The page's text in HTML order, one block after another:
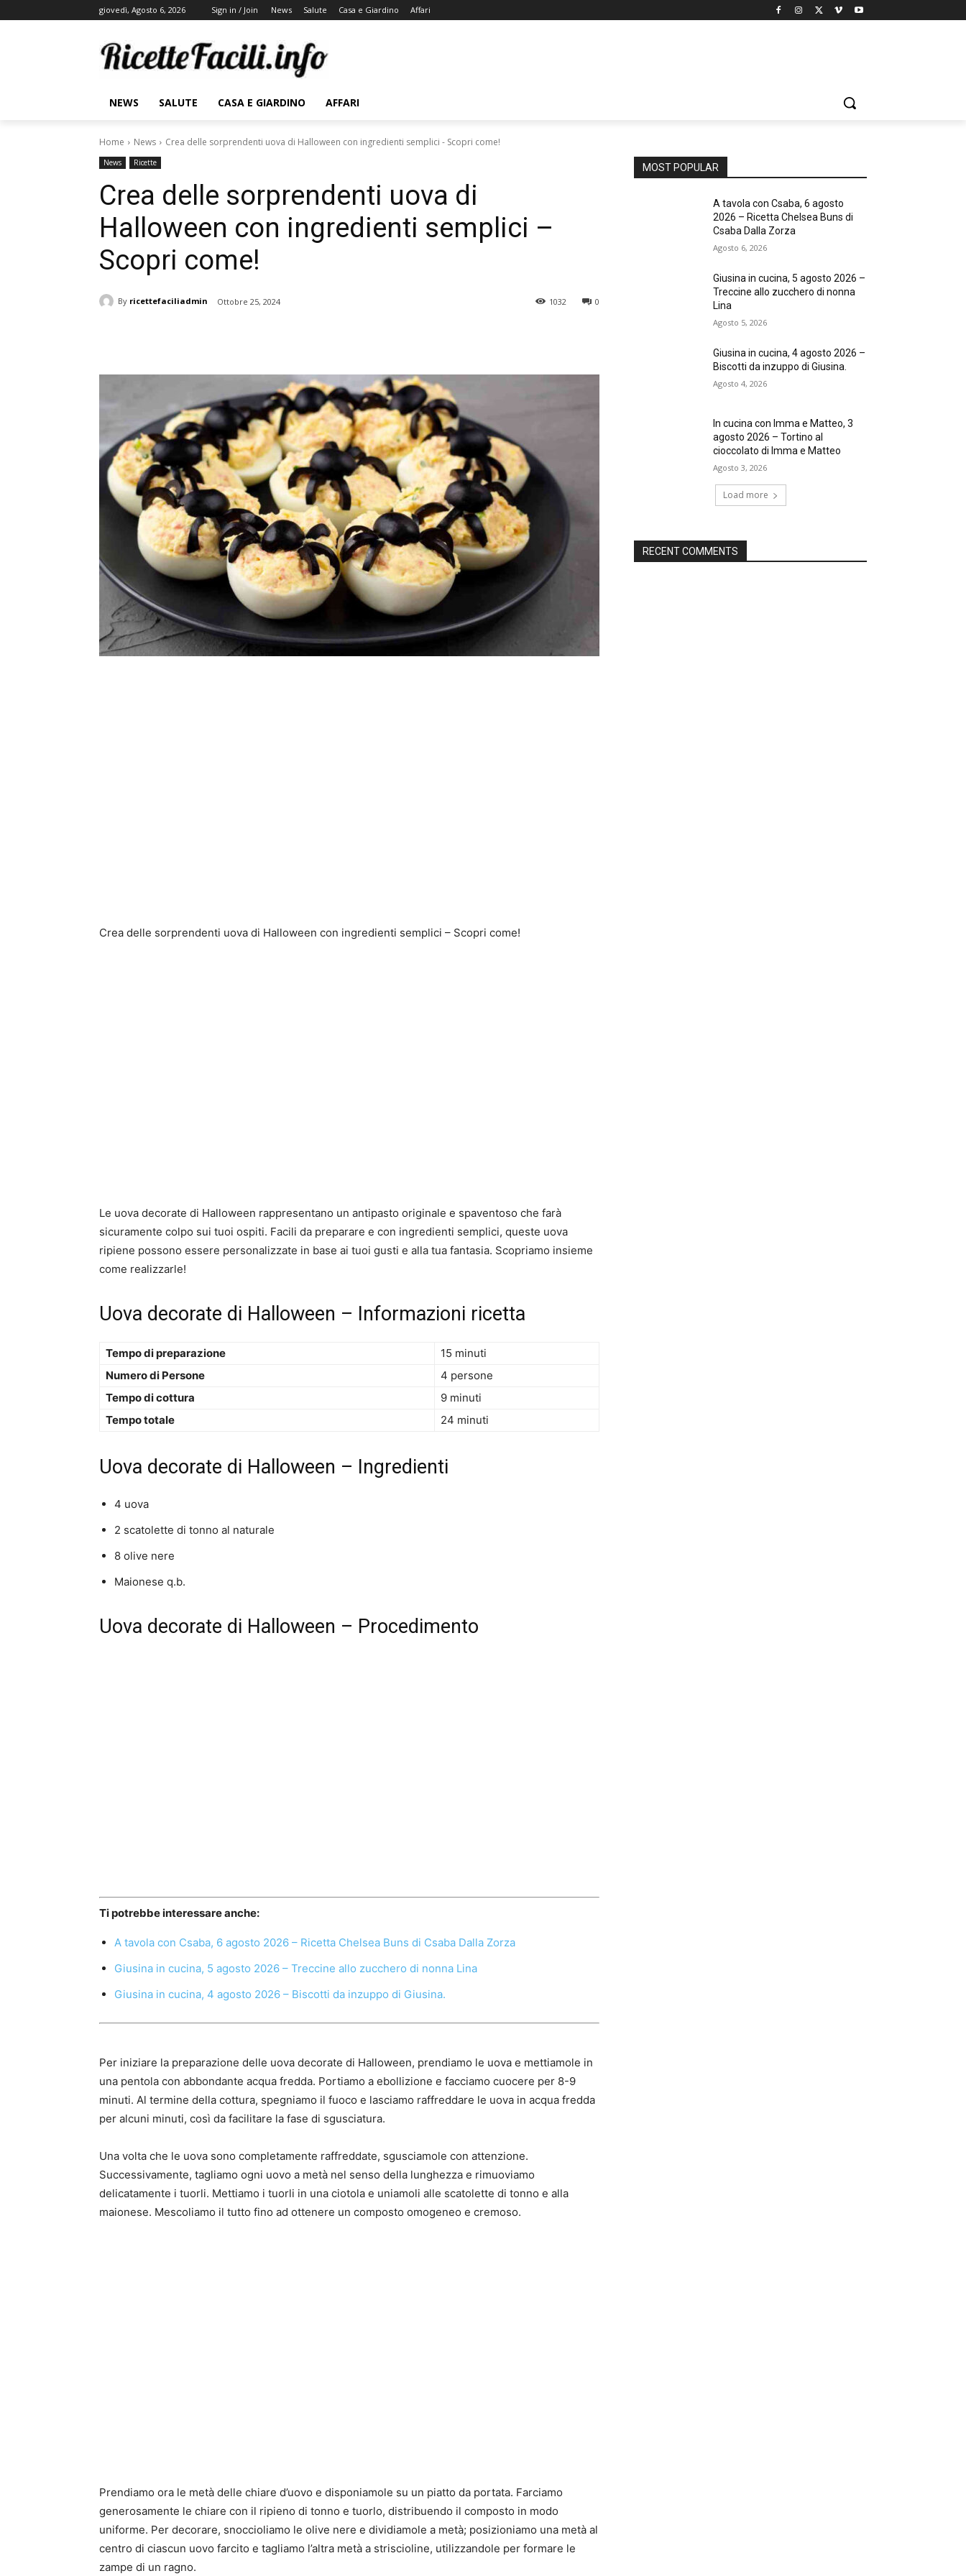
giovedì, Agosto 6, 2026 Sign in / Join News Salute Casa e Giardino Affari
NEWS SALUTE CASA E GIARDINO AFFARI
Home News Crea delle sorprendenti uova di Halloween con ingredienti semplici - Scopri come!
News Ricette
Crea delle sorprendenti uova di
Halloween con ingredienti semplici –
Scopri come!
By ricettefaciliadmin Ottobre 25, 2024 0
1032
Crea delle sorprendenti uova di Halloween con ingredienti semplici – Scopri come!
Le uova decorate di Halloween rappresentano un antipasto originale e spaventoso che farà
sicuramente colpo sui tuoi ospiti. Facili da preparare e con ingredienti semplici, queste uova
ripiene possono essere personalizzate in base ai tuoi gusti e alla tua fantasia. Scopriamo insieme
come realizzarle!
Uova decorate di Halloween – Informazioni ricetta
Tempo di preparazione
15 minuti
Numero di Persone
4 persone
Tempo di cottura
9 minuti
Tempo totale
24 minuti
Uova decorate di Halloween – Ingredienti
4 uova
2 scatolette di tonno al naturale
8 olive nere
Maionese q.b.
Uova decorate di Halloween – Procedimento
Ti potrebbe interessare anche:
A tavola con Csaba, 6 agosto 2026 – Ricetta Chelsea Buns di Csaba Dalla Zorza
Giusina in cucina, 5 agosto 2026 – Treccine allo zucchero di nonna Lina
Giusina in cucina, 4 agosto 2026 – Biscotti da inzuppo di Giusina.
Per iniziare la preparazione delle uova decorate di Halloween, prendiamo le uova e mettiamole in
una pentola con abbondante acqua fredda. Portiamo a ebollizione e facciamo cuocere per 8-9
minuti. Al termine della cottura, spegniamo il fuoco e lasciamo raffreddare le uova in acqua fredda
per alcuni minuti, così da facilitare la fase di sgusciatura.
Una volta che le uova sono completamente raffreddate, sgusciamole con attenzione.
Successivamente, tagliamo ogni uovo a metà nel senso della lunghezza e rimuoviamo
delicatamente i tuorli. Mettiamo i tuorli in una ciotola e uniamoli alle scatolette di tonno e alla
maionese. Mescoliamo il tutto fino ad ottenere un composto omogeneo e cremoso.
Prendiamo ora le metà delle chiare d’uovo e disponiamole su un piatto da portata. Farciamo
generosamente le chiare con il ripieno di tonno e tuorlo, distribuendo il composto in modo
uniforme. Per decorare, snoccioliamo le olive nere e dividiamole a metà; posizioniamo una metà al
centro di ciascun uovo farcito e tagliamo l’altra metà a striscioline, utilizzandole per formare le
zampe di un ragno.
MOST POPULAR
A tavola con Csaba, 6 agosto
2026 – Ricetta Chelsea Buns di
Csaba Dalla Zorza
Agosto 6, 2026
Giusina in cucina, 5 agosto 2026 –
Treccine allo zucchero di nonna
Lina
Agosto 5, 2026
Giusina in cucina, 4 agosto 2026 –
Biscotti da inzuppo di Giusina.
Agosto 4, 2026
In cucina con Imma e Matteo, 3
agosto 2026 – Tortino al
cioccolato di Imma e Matteo
Agosto 3, 2026
Load more
RECENT COMMENTS